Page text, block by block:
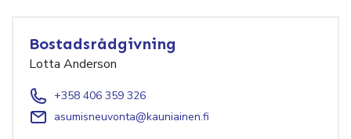
Bostadsrådgivning
Lotta Anderson
+358 406 359 326
asumisneuvonta@kauniainen.fi